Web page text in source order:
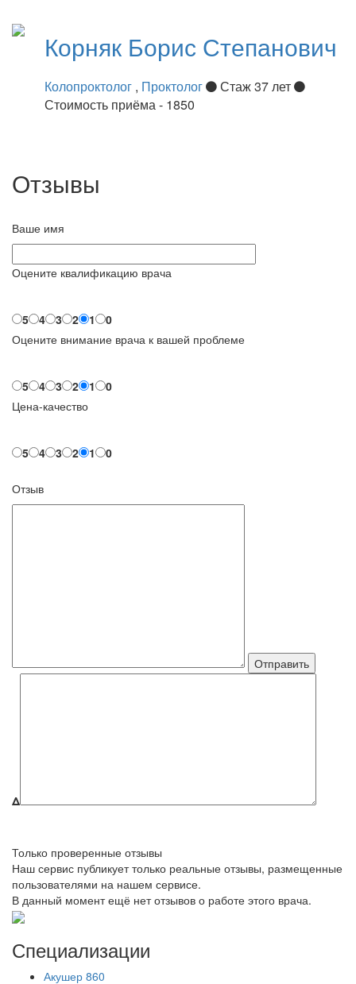
Корняк Борис Степанович
Колопроктолог , Проктолог
Стаж 37 лет
Стоимость приёма - 1850
Отзывы
Ваше имя
Оцените квалификацию врача
5 4 3 2 1
0
Оцените внимание врача к вашей проблеме
5 4 3 2 1
0
Цена-качество
5 4 3 2 1 0
Отзыв
Δ
Только проверенные отзывы
Наш сервис публикует только реальные отзывы, размещенные
пользователями на нашем сервисе.
В данный момент ещё нет отзывов о работе этого врача.
Специализации
Акушер 860